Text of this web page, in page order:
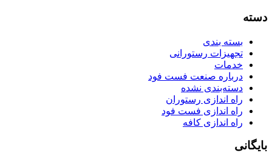
بسته بندی
تجهیزات رستورانی
خدمات
درباره صنعت فست فود
دسته‌بندی نشده
راه اندازی رستوران
راه اندازی فست فود
راه اندازی کافه